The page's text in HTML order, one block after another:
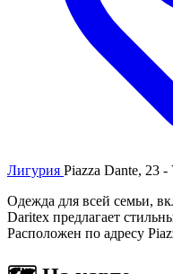
Лигурия Piazza Dante, 23 -
Одежда для всей семьи,
Daritex предлагает
Расположен по адресу